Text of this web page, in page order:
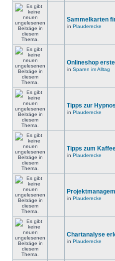
Sammelkarten
in Plauderecke
Onlineshop
in Sparen im Alltag
Tipps zur
in Plauderecke
Tipps zum
in Plauderecke
in Plauderecke
Chartanalyse
in Plauderecke